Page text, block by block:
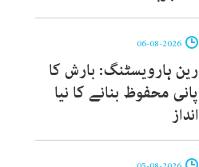
رین ہارویسٹنگ: بارش کا
پانی محفوظ بنانے کا نیا
انداز